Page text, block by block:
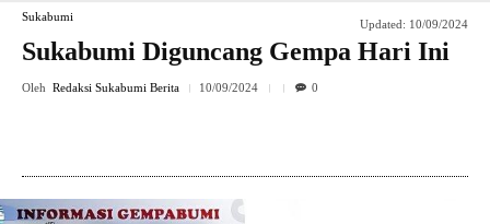
Sukabumi
Updated: 10/09/2024
Sukabumi Diguncang Gempa Hari Ini
Oleh Redaksi Sukabumi Berita 10/09/2024 0